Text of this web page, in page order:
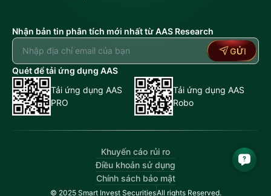
Nhận bản tin phân tích mới nhất từ AAS Research
GỬI
Quét để tải ứng dụng AAS
Tải ứng dụng AAS
PRO
Tải ứng dụng AAS
Robo
Khuyến cáo rủi ro
Điều khoản sử dụng
Chính sách bảo mật
© 2025 Smart Invest SecuritiesAll rights Reserved.